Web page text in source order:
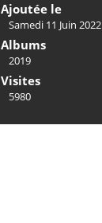
Ajoutée le
Samedi 11 Juin 2022
Albums
2019
Visites
5980